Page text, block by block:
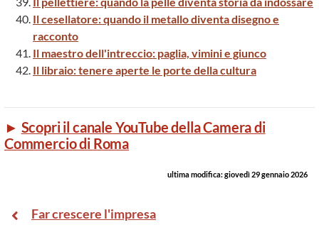
Il cesellatore: quando il metallo diventa disegno e
racconto
Il maestro dell'intreccio: paglia, vimini e giunco
Il libraio: tenere aperte le porte della cultura
► Scopri il canale YouTube della Camera di
Commercio di Roma
ultima modifica:giovedì 29 gennaio 2026
Far crescere l'impresa